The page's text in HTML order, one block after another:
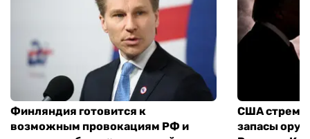
Финляндия готовится к
возможным провокациям РФ и
США
запасы